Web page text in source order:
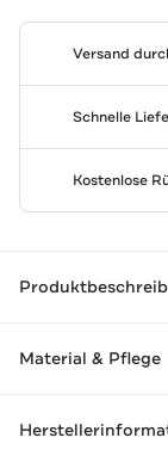
Versand
Schnelle
Kostenlose
Material & Pflege